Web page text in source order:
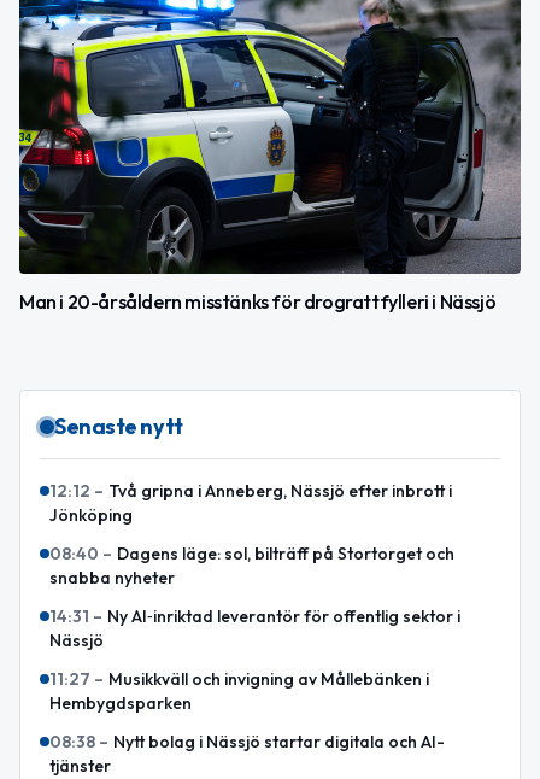
Man i 20-årsåldern misstänks för drograttfylleri i Nässjö
Senaste nytt
12:12 – Två gripna i Anneberg, Nässjö efter inbrott i
Jönköping
08:40 – Dagens läge: sol, bilträff på Stortorget och
snabba nyheter
14:31 – Ny AI‑inriktad leverantör för offentlig sektor i
Nässjö
11:27 – Musikkväll och invigning av Mållebänken i
Hembygdsparken
08:38 – Nytt bolag i Nässjö startar digitala och AI-
tjänster